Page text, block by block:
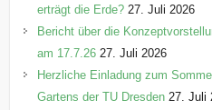
erträgt die Erde? 27. Juli 2026
Bericht über die
am 17.7.26 27. Juli 2026
Herzliche Einladung zum
Gartens der TU Dresden 27. Juli